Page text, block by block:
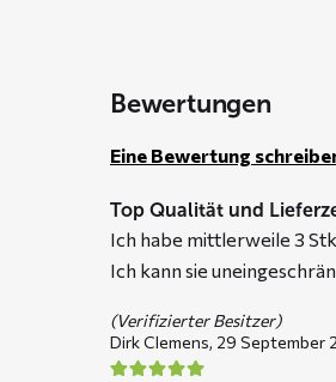
Bewertungen
Eine Bewertung
Top Qualität und
Ich habe mittlerweile 3
Ich kann sie
(Verifizierter Besitzer)
Dirk Clemens, 29 September